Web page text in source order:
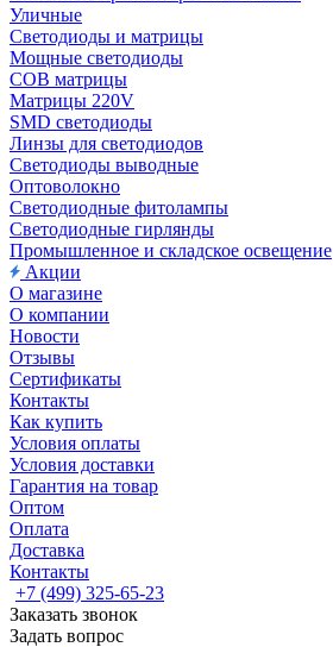
Уличные
Светодиоды и матрицы
Мощные светодиоды
COB матрицы
Матрицы 220V
SMD светодиоды
Линзы для светодиодов
Светодиоды выводные
Оптоволокно
Светодиодные фитолампы
Светодиодные гирлянды
Промышленное и складское освещение
Акции
О магазине
О компании
Новости
Отзывы
Сертификаты
Контакты
Как купить
Условия оплаты
Условия доставки
Гарантия на товар
Оптом
Оплата
Доставка
Контакты
+7 (499) 325-65-23
Заказать звонок
Задать вопрос